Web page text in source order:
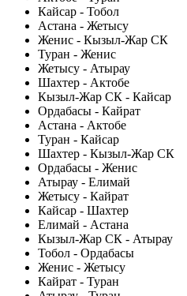
Кайсар - Тобол
Астана - Жетысу
Женис - Кызыл-Жар СК
Туран - Женис
Жетысу - Атырау
Шахтер - Актобе
Кызыл-Жар СК - Кайсар
Ордабасы - Кайрат
Астана - Актобе
Туран - Кайсар
Шахтер - Кызыл-Жар СК
Ордабасы - Женис
Атырау - Елимай
Жетысу - Кайрат
Кайсар - Шахтер
Елимай - Астана
Кызыл-Жар СК - Атырау
Тобол - Ордабасы
Женис - Жетысу
Кайрат - Туран